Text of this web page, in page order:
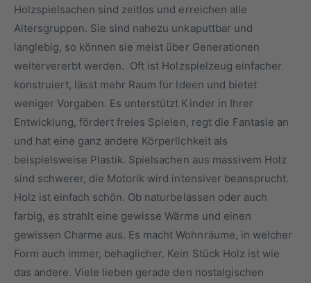
Holzspielsachen sind zeitlos und erreichen alle
Altersgruppen. Sie sind nahezu unkaputtbar und
langlebig, so können sie meist über Generationen
weitervererbt werden. Oft ist Holzspielzeug einfacher
konstruiert, lässt mehr Raum für Ideen und bietet
weniger Vorgaben. Es unterstützt Kinder in Ihrer
Entwicklung, fördert freies Spielen, regt die Fantasie an
und hat eine ganz andere Körperlichkeit als
beispielsweise Plastik. Spielsachen aus massivem Holz
sind schwerer, die Motorik wird intensiver beansprucht.
Holz ist einfach schön. Ob naturbelassen oder auch
farbig, es strahlt eine gewisse Wärme und einen
gewissen Charme aus. Es macht Wohnräume, in welcher
Form auch immer, behaglicher. Kein Stück Holz ist wie
das andere. Viele lieben gerade den nostalgischen